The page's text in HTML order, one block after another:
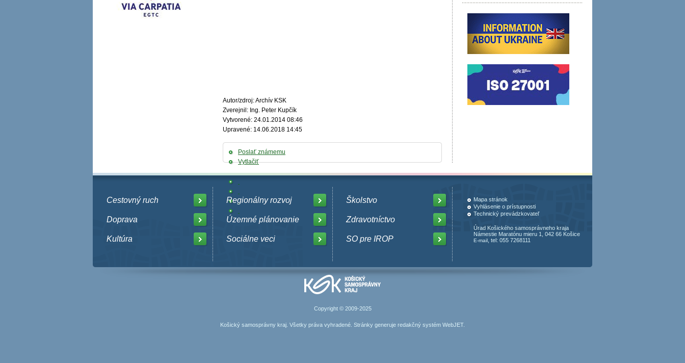
Autor/zdroj: Archív KSK
Zverejnil: Ing. Peter Kupčík
Vytvorené: 24.01.2014 08:46
Upravené: 14.06.2018 14:45
Poslať známemu
Vytlačiť
Cestovný ruch
Doprava
Kultúra
Regionálny rozvoj
Územné plánovanie
Sociálne veci
Školstvo
Zdravotníctvo
SO pre IROP
Mapa stránok
Vyhlásenie o prístupnosti
Technický prevádzkovateľ
Úrad Košického samosprávneho kraja
Námestie Maratónu mieru 1, 042 66 Košice
E-mail , tel: 055 7268111
Copyright © 2009-2025
Košický samosprávny kraj. Všetky práva vyhradené. Stránky generuje redakčný systém WebJET.